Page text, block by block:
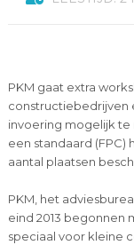
PKM gaat extra
constructiebedrijven
invoering mogelijk te
een standaard
aantal plaatsen
PKM, het
eind 2013 begonnen
speciaal voor kleine